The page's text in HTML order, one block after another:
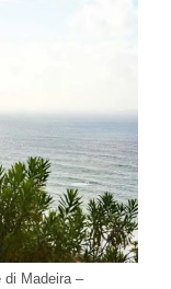
di Madeira –